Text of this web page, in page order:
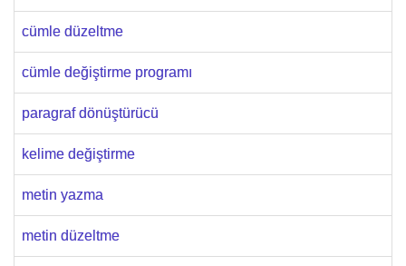
cümle düzeltme
cümle değiştirme programı
paragraf dönüştürücü
kelime değiştirme
metin yazma
metin düzeltme